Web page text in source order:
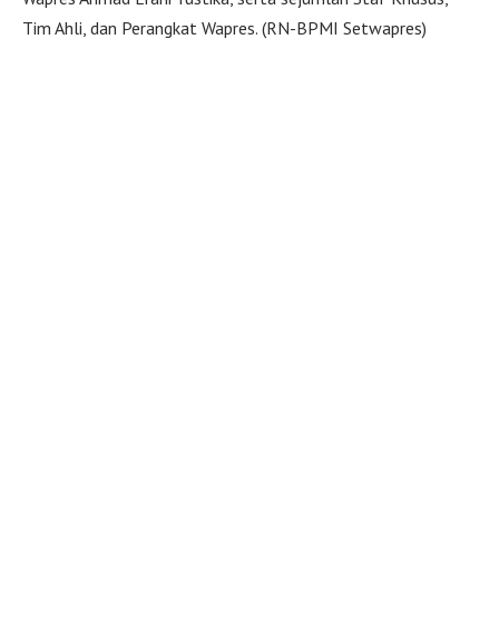
Tim Ahli, dan Perangkat Wapres. (RN-BPMI Setwapres)